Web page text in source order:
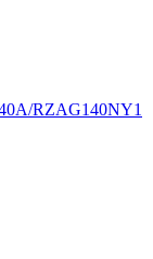
RZAG140NY1